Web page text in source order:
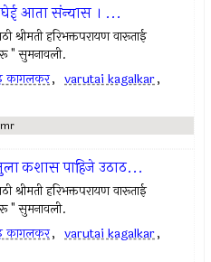
घेई आता संन्यास । ...
श्रीमती हरिभक्तपरायण वारूताई
" सुमनावली.
कागलकर, varutai kagalkar,
कशास पाहिजे उठाठ...
श्रीमती हरिभक्तपरायण वारूताई
" सुमनावली.
कागलकर, varutai kagalkar,